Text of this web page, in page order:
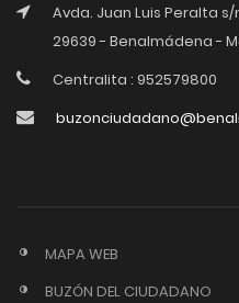
Avda. Juan Luis Peralta s/
29639 - Benalmádena -
Centralita : 952579800
MAPA WEB
BUZÓN DEL CIUDADANO